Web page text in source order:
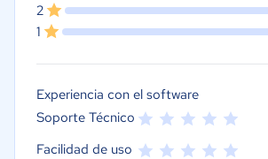
2
1
Experiencia con el software
Soporte Técnico
Facilidad de uso